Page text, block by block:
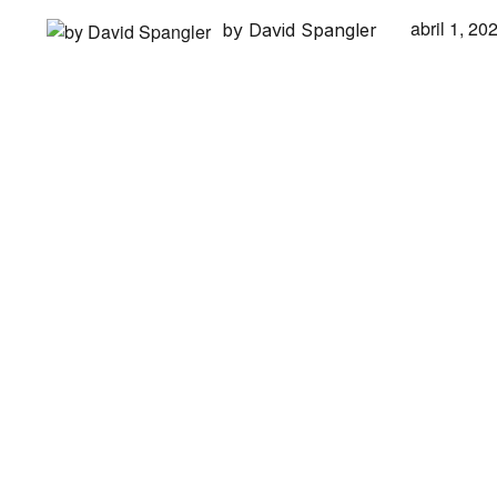
by David Spangler abril 1,